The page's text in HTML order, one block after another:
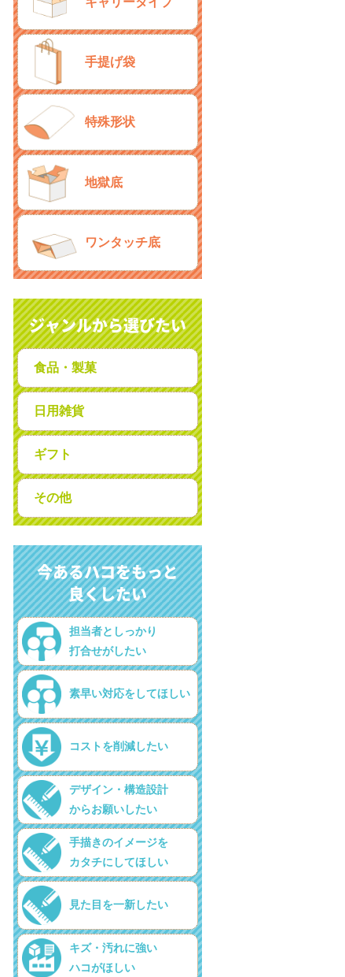
手提げ袋
特殊形状
地獄底
ワンタッチ底
ジャンルから選びたい
食品・製菓
日用雑貨
ギフト
その他
今あるハコをもっと
良くしたい
担当者としっかり
打合せがしたい
素早い対応をしてほしい
コストを削減したい
デザイン・構造設計
からお願いしたい
手描きのイメージを
カタチにしてほしい
見た目を一新したい
キズ・汚れに強い
ハコがほしい